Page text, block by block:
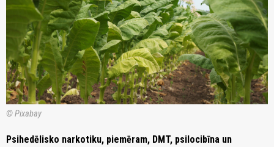
© Pixabay
Psihedēlisko narkotiku, piemēram, DMT, psilocibīna un